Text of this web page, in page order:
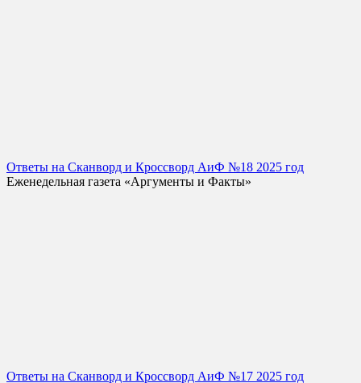
Ответы на Сканворд и Кроссворд АиФ №18 2025 год
Еженедельная газета «Аргументы и Факты»
Ответы на Сканворд и Кроссворд АиФ №17 2025 год